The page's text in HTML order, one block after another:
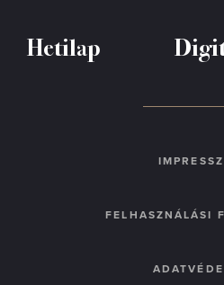
Hetilap
FELHASZNÁLÁSI